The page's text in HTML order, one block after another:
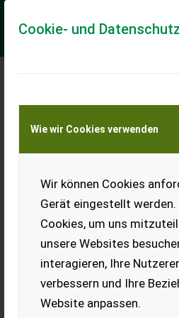
Cookie- und
Wie wir Cookies verwenden
Wir können Cookies
Gerät eingestellt werden.
Cookies, um uns
unsere Websites
interagieren, Ihre
verbessern und Ihre
Website anpassen.
Meine
Transport von Land-
KEINE
Ladeort
Ort